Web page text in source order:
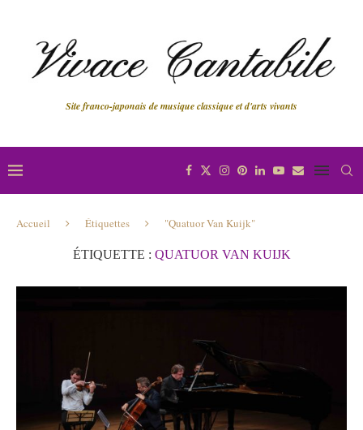
Site franco-japonais de musique classique et d'arts vivants
Accueil Étiquettes "Quatuor Van Kuijk"
ÉTIQUETTE : QUATUOR VAN KUIJK